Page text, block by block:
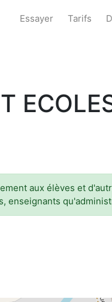
Essayer Tarifs
aux élèves et
enseignants